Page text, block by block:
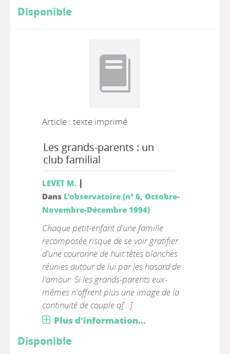
Disponible
Article : texte imprimé
Les grands-parents : un
club familial
LEVET M. |
Dans L'observatoire (n° 6, Octobre-
Novembre-Décembre 1994)
Chaque petit-enfant d'une famille
recomposée risque de se voir gratifier
d'une couronne de huit têtes blanches
réunies autour de lui par les hasard de
l'amour. Si les grands-parents eux-
mêmes n'offrent plus une image de la
continuité de couple q[...]
Plus d'information...
Disponible